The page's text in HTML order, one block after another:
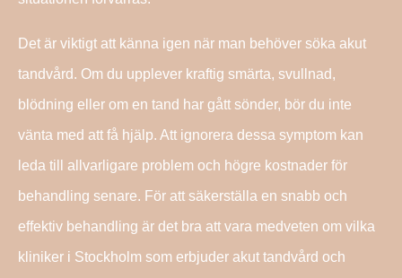
Det är viktigt att känna igen när man behöver söka akut
tandvård. Om du upplever kraftig smärta, svullnad,
blödning eller om en tand har gått sönder, bör du inte
vänta med att få hjälp. Att ignorera dessa symptom kan
leda till allvarligare problem och högre kostnader för
behandling senare. För att säkerställa en snabb och
effektiv behandling är det bra att vara medveten om vilka
kliniker i Stockholm som erbjuder akut tandvård och